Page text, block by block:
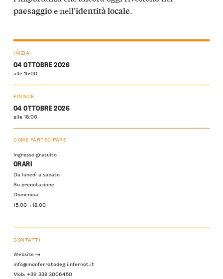
paesaggioe nell’identità locale.
INIZIA
04 OTTOBRE 2026
alle 15:00
FINISCE
04 OTTOBRE 2026
alle 18:00
COME PARTECIPARE
Ingresso gratuito
ORARI
Da lunedì a sabato
Su prenotazione
Domenica
15:00→18:00
CONTATTI
Website ↝
info@monferratodegliinfernot.it
Mob: +39 338 3006450